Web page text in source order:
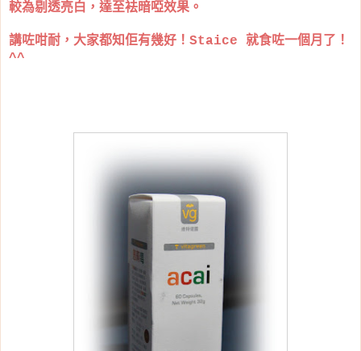
較為剔透亮白，達至袪暗啞效果。
講咗咁耐，大家都知佢有幾好！Staice 就食咗一個月了！
^^